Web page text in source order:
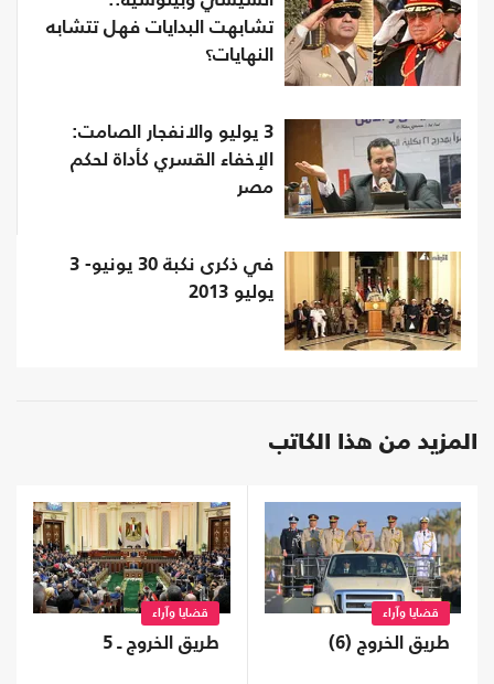
تشابهت البدايات فهل تتشابه
النهايات؟
3 يوليو والانفجار الصامت:
الإخفاء القسري كأداة لحكم
مصر
في ذكرى نكبة 30 يونيو- 3
يوليو 2013
المزيد من هذا الكاتب
قضايا وآراء
طريق الخروج (6)
قضايا وآراء
طريق الخروج ـ 5